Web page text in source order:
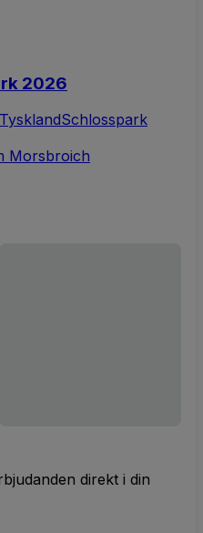
2026
Schlosspark
Morsbroich
direkt i din